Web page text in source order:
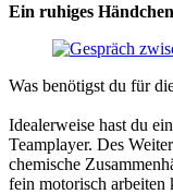
Ein ruhiges
Was benötigst du für
Idealerweise hast du
Teamplayer. Des
chemische
fein motorisch arbeiten